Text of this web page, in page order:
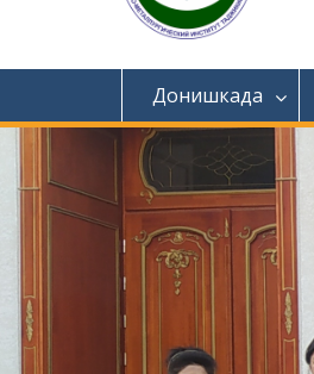
n
Донишкада